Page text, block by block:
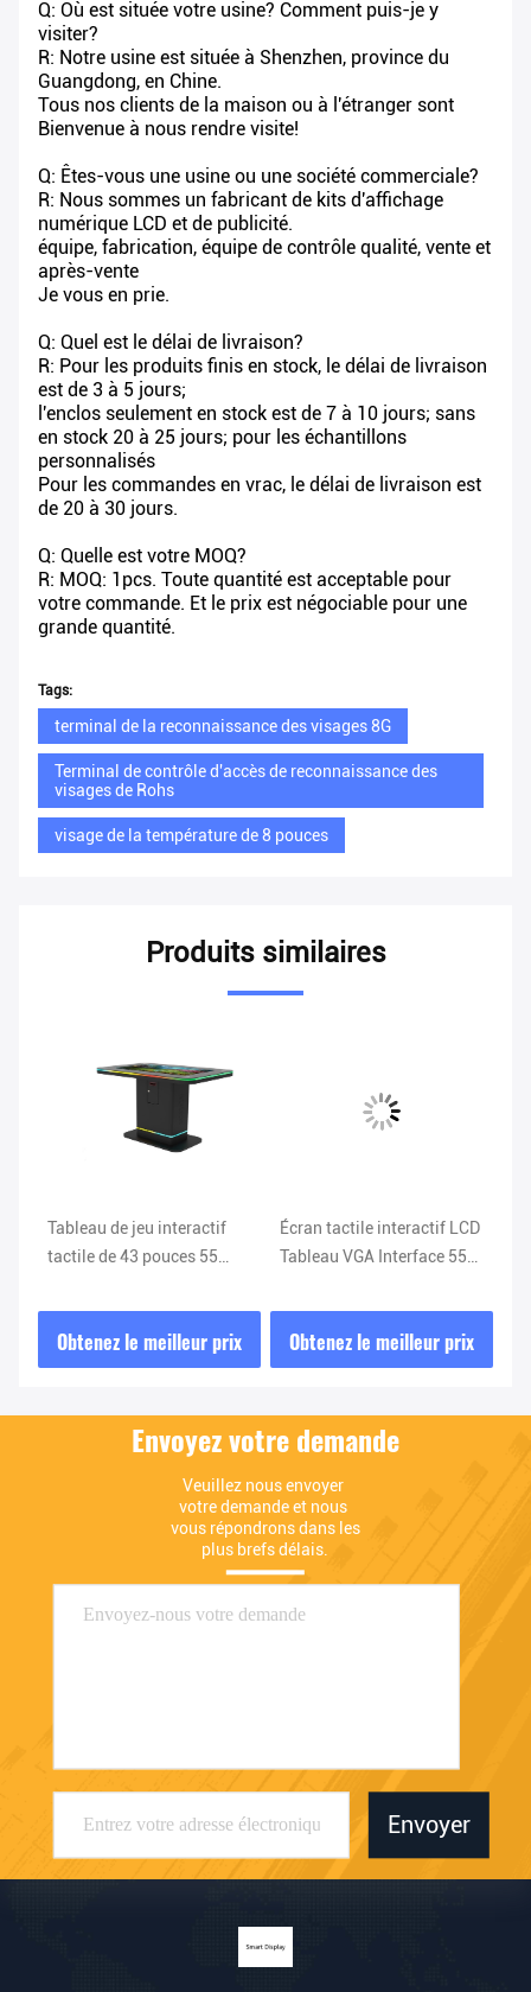
Q: Où est située votre usine? Comment puis-je y
visiter?
R: Notre usine est située à Shenzhen, province du
Guangdong, en Chine.
Tous nos clients de la maison ou à l'étranger sont
Bienvenue à nous rendre visite!
Q: Êtes-vous une usine ou une société commerciale?
R: Nous sommes un fabricant de kits d'affichage
numérique LCD et de publicité.
équipe, fabrication, équipe de contrôle qualité, vente et
après-vente
Je vous en prie.
Q: Quel est le délai de livraison?
R: Pour les produits finis en stock, le délai de livraison
est de 3 à 5 jours;
l'enclos seulement en stock est de 7 à 10 jours; sans
en stock 20 à 25 jours; pour les échantillons
personnalisés
Pour les commandes en vrac, le délai de livraison est
de 20 à 30 jours.
Q: Quelle est votre MOQ?
R: MOQ: 1pcs. Toute quantité est acceptable pour
votre commande. Et le prix est négociable pour une
grande quantité.
Tags:
terminal de la reconnaissance des visages 8G
Terminal de contrôle d'accès de reconnaissance des
visages de Rohs
visage de la température de 8 pouces
Produits similaires
Tableau de jeu interactif
tactile de 43 pouces 55
Mainboard et luminosité
500nit
Obtenez le meilleur prix
Écran tactile interactif LCD
Tableau VGA Interface 55
Obtenez le meilleur prix
Envoyez votre demande
Veuillez nous envoyer
votre demande et nous
vous répondrons dans les
plus brefs délais.
Envoyer